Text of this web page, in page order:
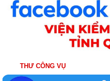
THƯ CÔNG VỤ